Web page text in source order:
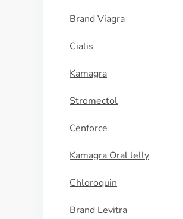
Brand Viagra
Cialis
Kamagra
Stromectol
Cenforce
Kamagra Oral Jelly
Chloroquin
Brand Levitra